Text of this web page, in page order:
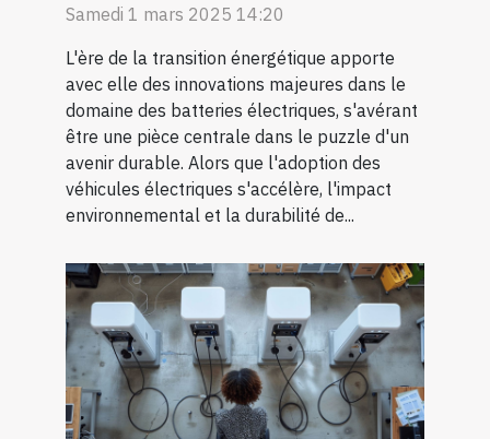
Samedi 1 mars 2025 14:20
L'ère de la transition énergétique apporte
avec elle des innovations majeures dans le
domaine des batteries électriques, s'avérant
être une pièce centrale dans le puzzle d'un
avenir durable. Alors que l'adoption des
véhicules électriques s'accélère, l'impact
environnemental et la durabilité de...